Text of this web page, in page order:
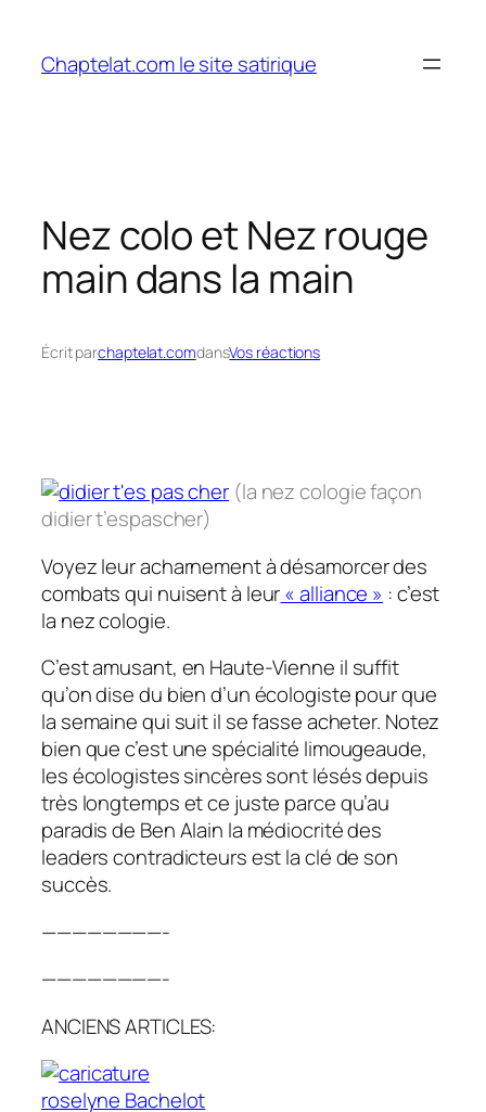
contenu
Chaptelat.com le site satirique
Nez colo et Nez rouge
main dans la main
Écrit parchaptelat.comdansVos réactions
(la nez cologie façon
didier t’espascher)
Voyez leur acharnement à désamorcer des
combats qui nuisent à leur« alliance » : c’est
la nez cologie.
C’est amusant, en Haute-Vienne il suffit
qu’on dise du bien d’un écologiste pour que
la semaine qui suit il se fasse acheter. Notez
bien que c’est une spécialité limougeaude,
les écologistes sincères sont lésés depuis
très longtemps et ce juste parce qu’au
paradis de Ben Alain la médiocrité des
leaders contradicteurs est la clé de son
succès.
————————-
————————-
ANCIENS ARTICLES: